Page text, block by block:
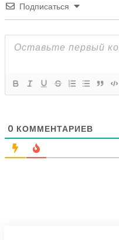
Подписаться
0 КОММЕНТАРИЕВ